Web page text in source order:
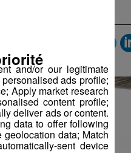
and/or our legitimate
ads profile;
Apply market research
content profile;
deliver ads or content.
data to offer following
data; Match
sent device